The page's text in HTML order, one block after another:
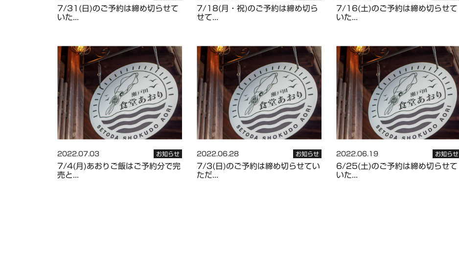
7/31(日)のご予約は締め切らせて
いた...
7/18(月・祝)のご予約は締め切ら
せて...
7/16(土)のご予約は締め切らせて
いた...
2022.07.03 お知らせ
7/4(月)あおりご飯はご予約分で完
売と...
2022.06.28 お知らせ
7/3(日)のご予約は締め切らせてい
ただ...
2022.06.19 お知らせ
6/25(土)のご予約は締め切らせて
いた...